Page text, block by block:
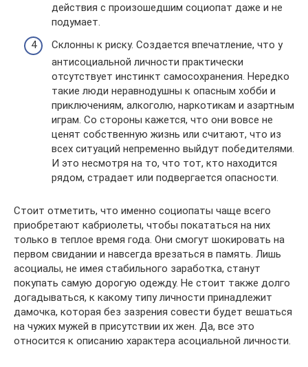
действия с произошедшим социопат даже и не
подумает.
Склонны к риску. Создается впечатление, что у
антисоциальной личности практически
отсутствует инстинкт самосохранения. Нередко
такие люди неравнодушны к опасным хобби и
приключениям, алкоголю, наркотикам и азартным
играм. Со стороны кажется, что они вовсе не
ценят собственную жизнь или считают, что из
всех ситуаций непременно выйдут победителями.
И это несмотря на то, что тот, кто находится
рядом, страдает или подвергается опасности.
Стоит отметить, что именно социопаты чаще всего
приобретают кабриолеты, чтобы покататься на них
только в теплое время года. Они смогут шокировать на
первом свидании и навсегда врезаться в память. Лишь
асоциалы, не имея стабильного заработка, станут
покупать самую дорогую одежду. Не стоит также долго
догадываться, к какому типу личности принадлежит
дамочка, которая без зазрения совести будет вешаться
на чужих мужей в присутствии их жен. Да, все это
относится к описанию характера асоциальной личности.